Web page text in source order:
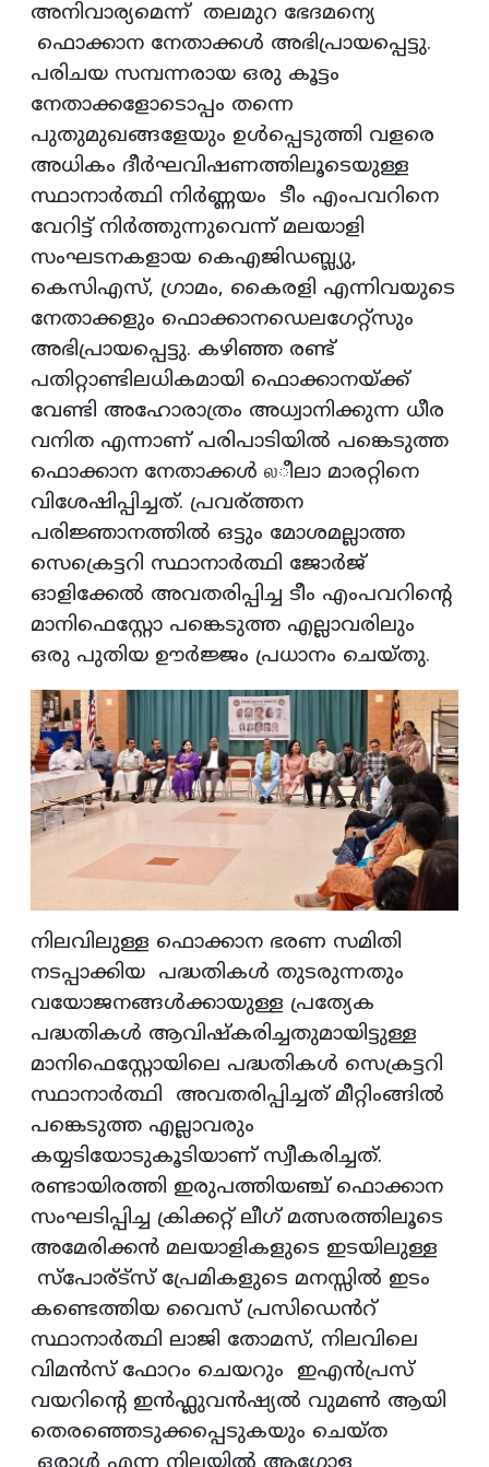
അനിവാര്യമെന്ന് തലമുറ ഭേദമന്യെ
ഫൊക്കാന നേതാക്കൾ അഭിപ്രായപ്പെട്ടു.
പരിചയ സമ്പന്നരായ ഒരു കൂട്ടം
നേതാക്കളോടൊപ്പം തന്നെ
പുതുമുഖങ്ങളേയും ഉള്‍പ്പെടുത്തി വളരെ
അധികം ദീർഘവിഷണത്തിലൂടെയുള്ള
സ്ഥാനാര്‍ത്ഥി നിര്‍ണ്ണയം ടീം എംപവറിനെ
വേറിട്ട് നിർത്തുന്നുവെന്ന് മലയാളി
സംഘടനകളായ കെഎജിഡബ്ല്യു,
കെസിഎസ്, ഗ്രാമം, കൈരളി എന്നിവയുടെ
നേതാക്കളും ഫൊക്കാനഡെലഗേറ്റ്സും
അഭിപ്രായപ്പെട്ടു. കഴിഞ്ഞ രണ്ട്
പതിറ്റാണ്ടിലധികമായി ഫൊക്കാനയ്ക്ക്
വേണ്ടി അഹോരാത്രം അധ്വാനിക്കുന്ന ധീര
വനിത എന്നാണ് പരിപാടിയിൽ പങ്കെടുത്ത
ഫൊക്കാന നേതാക്കൾ லീലാ മാരറ്റിനെ
വിശേഷിപ്പിച്ചത്. പ്രവര്ത്തന
പരിജ്ഞാനത്തിൽ ഒട്ടും മോശമല്ലാത്ത
സെക്രെട്ടറി സ്ഥാനാർത്ഥി ജോർജ്
ഓളിക്കേൽ അവതരിപ്പിച്ച ടീം എംപവറിന്റെ
മാനിഫെസ്റ്റോ പങ്കെടുത്ത എല്ലാവരിലും
ഒരു പുതിയ ഊർജ്ജം പ്രധാനം ചെയ്തു.
നിലവിലുള്ള ഫൊക്കാന ഭരണ സമിതി
നടപ്പാക്കിയ പദ്ധതികൾ തുടരുന്നതും
വയോജനങ്ങൾക്കായുള്ള പ്രത്യേക
പദ്ധതികൾ ആവിഷ്കരിച്ചതുമായിട്ടുള്ള
മാനിഫെസ്റ്റോയിലെ പദ്ധതികൾ സെക്രട്ടറി
സ്ഥാനാര്‍ത്ഥി അവതരിപ്പിച്ചത് മീറ്റിംങ്ങിൽ
പങ്കെടുത്ത എല്ലാവരും
കയ്യടിയോടുകൂടിയാണ് സ്വീകരിച്ചത്.
രണ്ടായിരത്തി ഇരുപത്തിയഞ്ച് ഫൊക്കാന
സംഘടിപ്പിച്ച ക്രിക്കറ്റ് ലീഗ് മത്സരത്തിലൂടെ
അമേരിക്കന്‍ മലയാളികളുടെ ഇടയിലുള്ള
സ്പോര്ട്സ് പ്രേമികളുടെ മനസ്സില്‍ ഇടം
കണ്ടെത്തിയ വൈസ് പ്രസിഡെൻറ്
സ്ഥാനാര്‍ത്ഥി ലാജി തോമസ്, നിലവിലെ
വിമൻസ് ഫോറം ചെയറും ഇഎൻപ്രസ്
വയറിന്റെ ഇൻഫ്ലുവൻഷ്യൽ വുമണ്‍ ആയി
തെരഞ്ഞെടുക്കപ്പെടുകയും ചെയ്ത